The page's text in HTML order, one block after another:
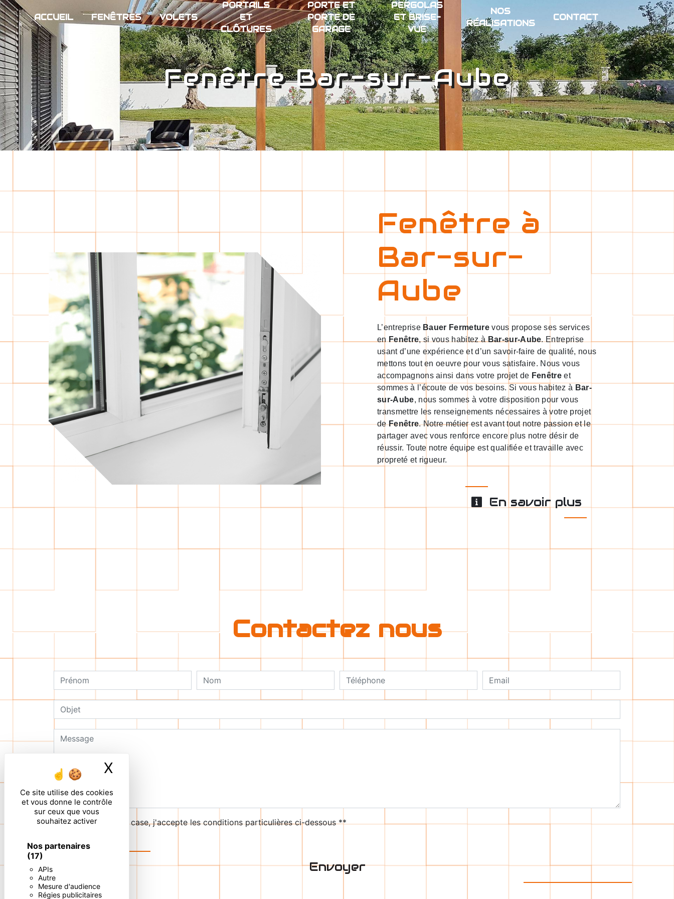
Panneau de gestion des cookies
Ce site utilise des cookies
et vous donne le contrôle
sur ceux que vous
souhaitez activer
Nos partenaires
(17)
APIs
Autre
Mesure d'audience
Régies publicitaires
X
ACCUEIL FENÊTRES VOLETS
PORTAILS
ET
CLÔTURES
PORTE ET
PORTE DE
GARAGE
PERGOLAS
ET BRISE-
VUE
NOS
RÉALISATIONS
CONTACT
Fenêtre Bar-sur-Aube
Fenêtre à
Bar-sur-
Aube
L’entreprise Bauer Fermeturevous propose ses services
enFenêtre, si vous habitez àBar-sur-Aube. Entreprise
usant d’une expérience et d’un savoir-faire de qualité, nous
mettons tout en oeuvre pour vous satisfaire. Nous vous
accompagnons ainsi dans votre projet de Fenêtre et
sommes à l’écoute de vos besoins. Si vous habitez à Bar-
sur-Aube, nous sommes à votre disposition pour vous
transmettre les renseignements nécessaires à votre projet
deFenêtre. Notre métier est avant tout notre passion et le
partager avec vous renforce encore plus notre désir de
réussir. Toute notre équipe est qualifiée et travaille avec
propreté et rigueur.
En savoir plus
Contactez nous
En cochant cette case, j'accepte les conditions particulières ci-dessous **
Envoyer